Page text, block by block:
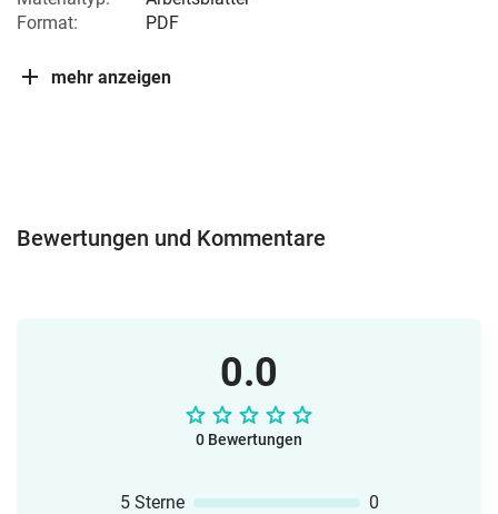
Format:
PDF
mehr anzeigen
Bewertungen und Kommentare
0.0
0 Bewertungen
5 Sterne
0